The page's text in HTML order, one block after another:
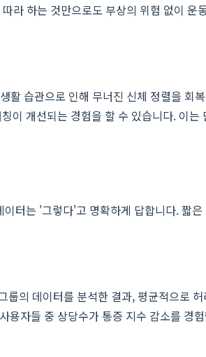
라 하는 것만으로도 부상의 위험 없이 운
활 습관으로 인해 무너진 신체 정렬을 회
이 개선되는 경험을 할 수 있습니다. 이는
터는 '그렇다'고 명확하게 답합니다. 짧
룹의 데이터를 분석한 결과, 평균적으로
용자들 중 상당수가 통증 지수 감소를 경